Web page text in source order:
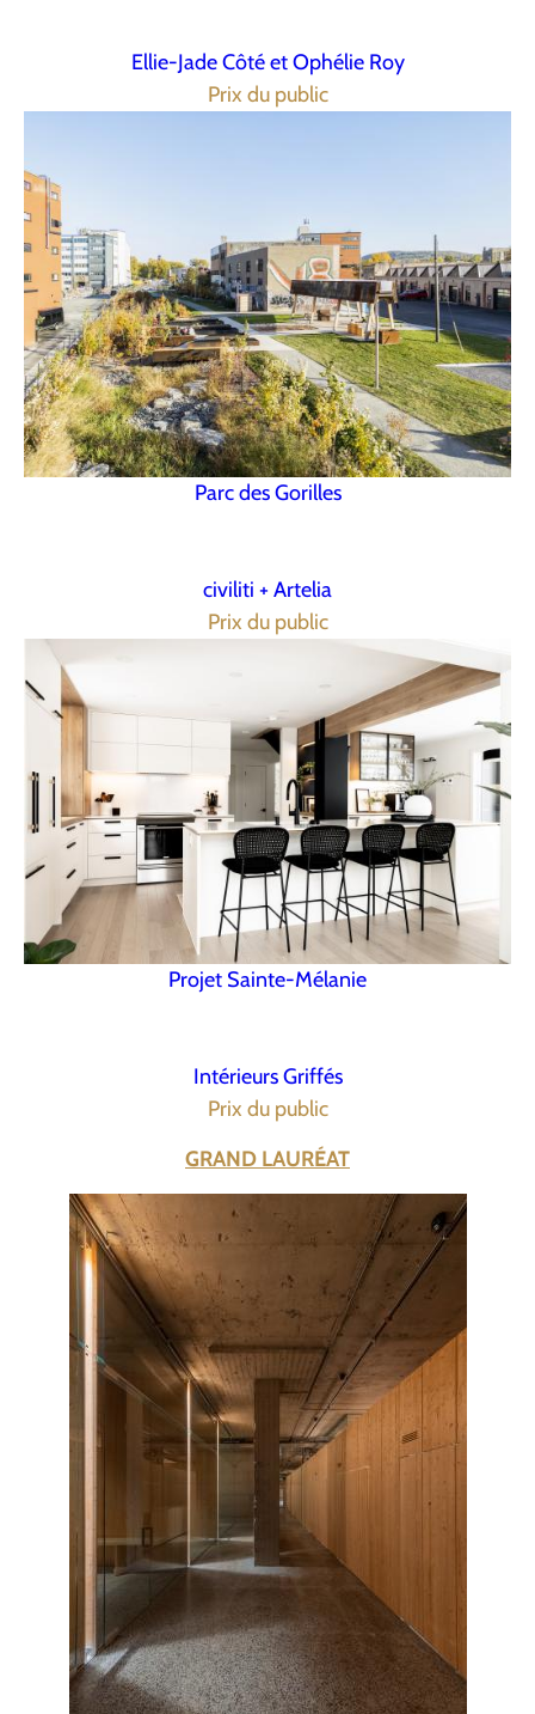
Ellie-Jade Côté et Ophélie Roy
Prix du public
Parc des Gorilles
civiliti + Artelia
Prix du public
Projet Sainte-Mélanie
Intérieurs Griffés
Prix du public
GRAND LAURÉAT